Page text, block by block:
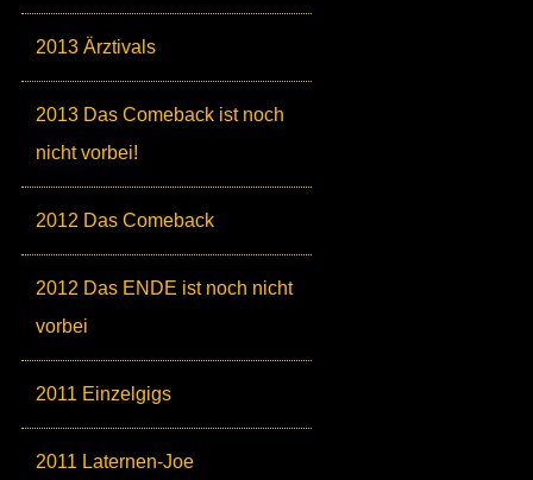
2013 Ärztivals
2013 Das Comeback ist noch
nicht vorbei!
2012 Das Comeback
2012 Das ENDE ist noch nicht
vorbei
2011 Einzelgigs
2011 Laternen-Joe